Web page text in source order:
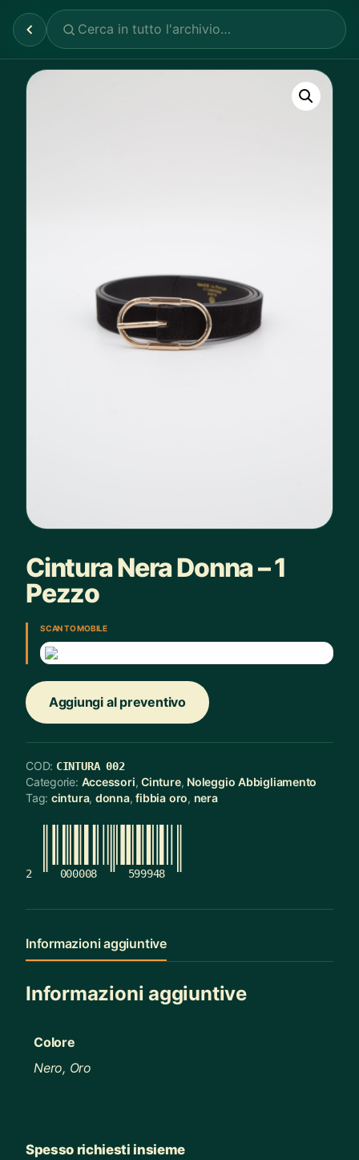
Cintura Nera Donna – 1
Pezzo
SCAN TO MOBILE
Aggiungi al preventivo
COD: CINTURA 002
Categorie: Accessori,Cinture, Noleggio Abbigliamento
Tag: cintura, donna,fibbia oro, nera
2 000008 599948
Informazioni aggiuntive
Informazioni aggiuntive
Colore
Nero, Oro
Spesso richiesti insieme